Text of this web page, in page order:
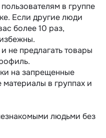
в группе
Если другие люди
более 10 раз,
не предлагать товары
на запрещенные
в группах и
людьми без